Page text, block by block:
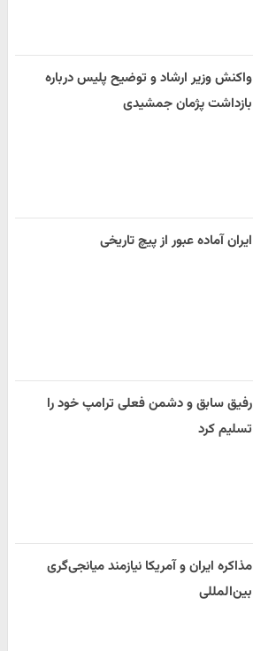
واکنش وزیر ارشاد و توضیح پلیس درباره
بازداشت پژمان جمشیدی
ایران آماده عبور از پیچ تاریخی
رفیق سابق و دشمن فعلی ترامپ خود را
تسلیم کرد
مذاکره ایران و آمریکا نیازمند میانجی‌گری
بین‌المللی